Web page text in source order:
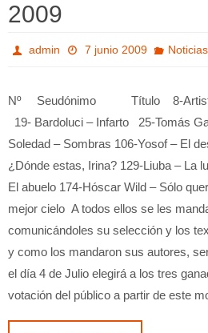
2009
admin 7 junio 2009 Noticias
Nº Seudónimo Título 8-Artista
19- Bardoluci – Infarto 25-Tomás
Soledad – Sombras 106-Yosof – El
¿Dónde estas, Irina? 129-Liuba – La
El abuelo 174-Hóscar Wild – Sólo
mejor cielo A todos ellos se les
comunicándoles su selección y los
y como los mandaron sus autores,
el día 4 de Julio elegirá a los tres
votación del público a partir de este